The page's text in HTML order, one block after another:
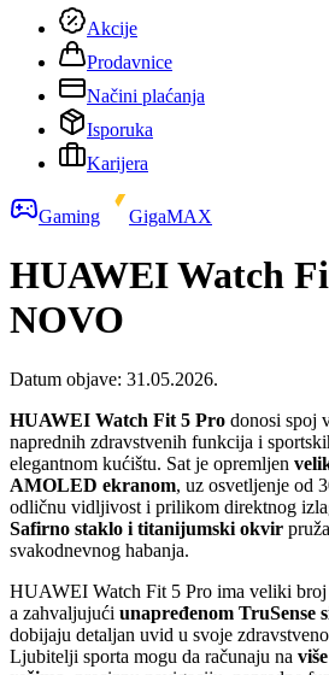
Akcije
Prodavnice
Načini plaćanja
Isporuka
Karijera
Gaming GigaMAX
HUAWEI Watch
NOVO
Datum objave: 31.05.2026.
HUAWEI Watch Fit 5 Pro donosi spoj
naprednih zdravstvenih funkcija i
elegantnom kućištu. Sat je opremljen
AMOLED ekranom, uz osvetljenje od
odličnu vidljivost i prilikom direktnog
Safirno staklo i titanijumski okvir
svakodnevnog habanja.
HUAWEI Watch Fit 5 Pro ima veliki broj
a zahvaljujući unapređenom TruSense
dobijaju detaljan uvid u svoje
Ljubitelji sporta mogu da računaju na